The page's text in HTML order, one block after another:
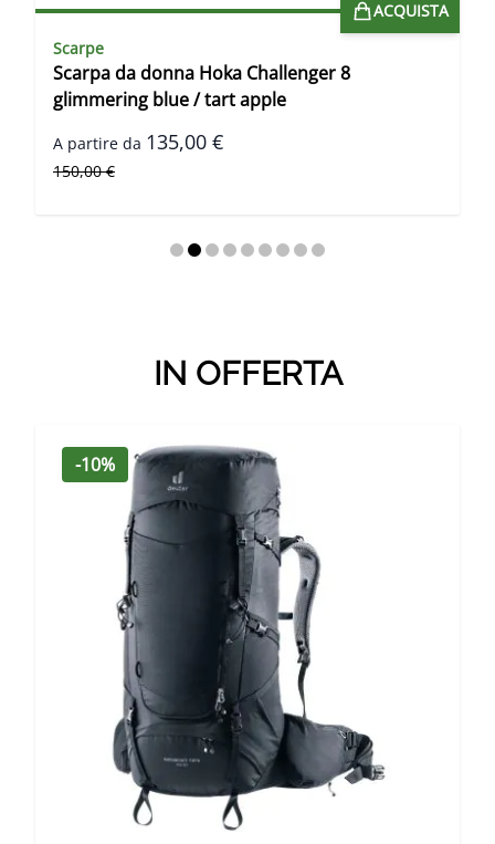
ACQUISTA
Scarpe
Scarpa da donna Hoka Challenger 8
glimmering blue / tart apple
A partire da 135,00 €
Prezzo predefinito
150,00 €
IN OFFERTA
-10%